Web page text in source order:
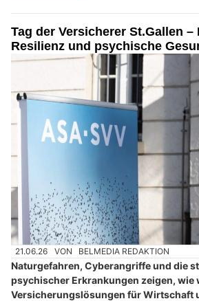
Tag der Versicherer St.Gallen –
Resilienz und psychische
21.06.26 VON BELMEDIA REDAKTION
Naturgefahren, Cyberangriffe und die
psychischer Erkrankungen zeigen,
Versicherungslösungen für Wirtschaft